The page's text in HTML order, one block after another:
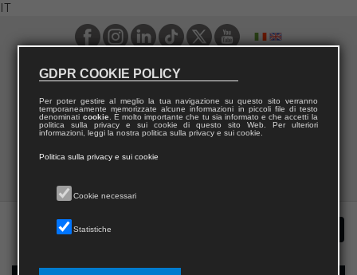
IT
GDPR COOKIE POLICY
Per poter gestire al meglio la tua navigazione su questo sito verranno
temporaneamente memorizzate alcune informazioni in piccoli file di testo
denominati cookie. È molto importante che tu sia informato e che accetti la
politica sulla privacy e sui cookie di questo sito Web. Per ulteriori
informazioni, leggi la nostra politica sulla privacy e sui cookie.
Politica sulla privacy e sui cookie
Cookie necessari
Statistiche